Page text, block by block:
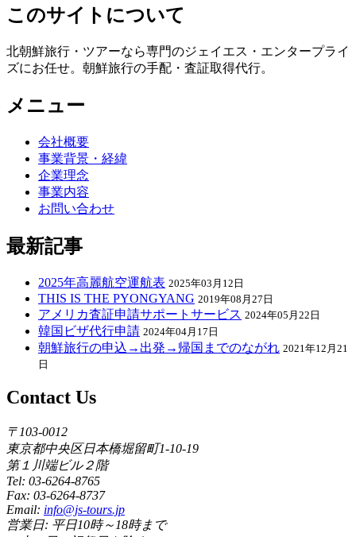
このサイトについて
北朝鮮旅行・ツアーなら専門のジェイエス・エンタープライ
ズにお任せ。朝鮮旅行の手配・査証取得代行。
メニュー
会社概要
事業背景・経緯
企業理念
事業内容
お問い合わせ
最新記事
2025年高麗航空運航表 2025年03月12日
THIS IS THE PYONGYANG 2019年08月27日
アメリカ査証申請サポートサービス 2024年05月22日
韓国ビザ代行申請 2024年04月17日
朝鮮旅行の申込→出発→帰国までのながれ 2021年12月21
日
Contact Us
〒103-0012
東京都中央区日本橋堀留町1-10-19
第１川端ビル２階
Tel: 03-6264-8765
Fax: 03-6264-8737
Email: info@js-tours.jp
営業日: 平日10時～18時まで